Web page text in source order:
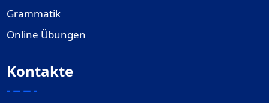
Grammatik
Online Übungen
Kontakte